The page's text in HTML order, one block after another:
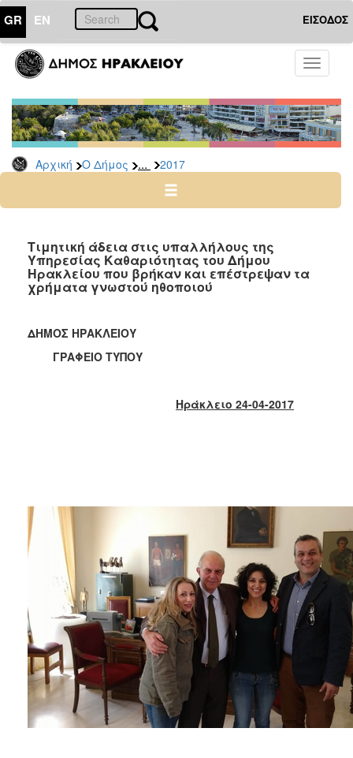
GR EN ΕΙΣΟΔΟΣ
Toggle
Αρχική Ο Δήμος ... 2017
ΔΗΜΟΣ
Δελτία
Τύπου
Αρχείο
2026
2024
2022
2021
2019
2018
2010
2006
ΤΟΠΟΣ
ΠΟΛΙΤΙΣΜΟΣ
ΑΝΘΕΚΤΙΚΗ
ΠΟΛΗ
Τιμητική άδεια στις υπαλλήλους της
Υπηρεσίας Καθαριότητας του Δήμου
Ηρακλείου που βρήκαν και επέστρεψαν τα
χρήματα γνωστού ηθοποιού
ΔΗΜΟΣ ΗΡΑΚΛΕΙΟΥ
ΓΡΑΦΕΙΟ ΤΥΠΟΥ
Ηράκλειο 24-04-2017